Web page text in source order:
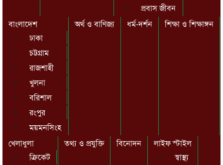
প্রবাস জীবন
বাংলাদেশ
ঢাকা
চট্টগ্রাম
রাজশাহী
খুলনা
বরিশাল
রংপুর
ময়মনসিংহ
অর্থ ও বাণিজ্য ধর্ম-দর্শন শিক্ষা ও শিক্ষাঙ্গন
খেলাধুলা
ক্রিকেট
তথ্য ও প্রযুক্তি বিনোদন
লাইফ স্টাইল
স্বাস্থ্য